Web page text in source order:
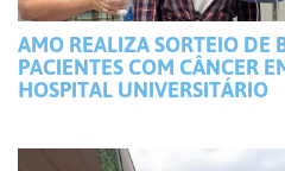
AMO REALIZA SORTEIO DE
PACIENTES COM CÂNCER
HOSPITAL UNIVERSITÁRIO